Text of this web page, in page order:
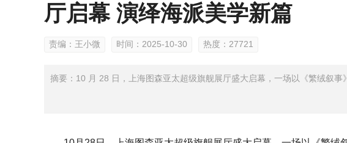
厅启幕 演绎海派美学新篇
责编：王小微 时间：2025-10-30 热度：27721
摘要：10 月 28 日，上海图森亚太超级旗舰展厅盛大启幕，一场以《繁绒叙事